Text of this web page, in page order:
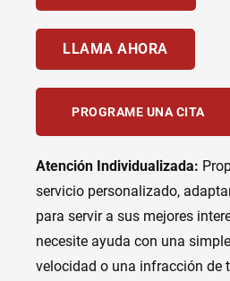
LLAMA AHORA
PROGRAME UNA CITA
Atención Individualizada:
servicio personalizado,
para servir a sus mejores
necesite ayuda con una
velocidad o una infracción de